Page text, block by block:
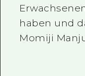
haben und
Momiji